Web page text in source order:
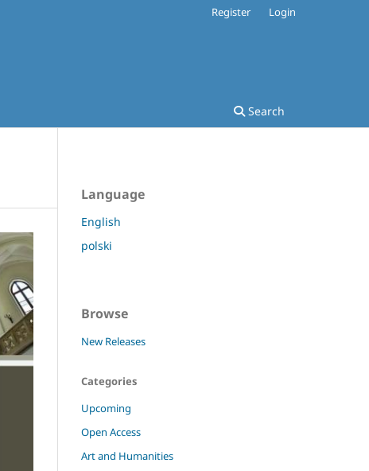
Search
Register Login
Language
English
polski
Browse
New Releases
Categories
Upcoming
Open Access
Art and Humanities